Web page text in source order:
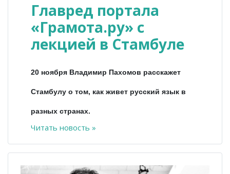
Главред портала
«Грамота.ру» с
лекцией в Стамбуле
20 ноября Владимир Пахомов расскажет
Стамбулу о том, как живет русский язык в
разных странах.
Читать новость »